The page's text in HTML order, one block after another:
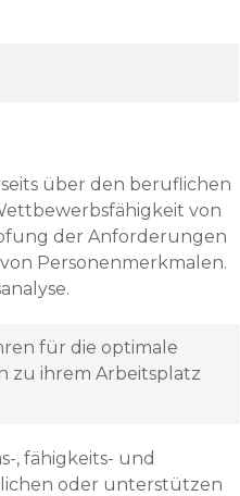
über den beruflichen
von
der Anforderungen
Personenmerkmalen.
für die optimale
zu ihrem Arbeitsplatz
, fähigkeits- und
oder unterstützen